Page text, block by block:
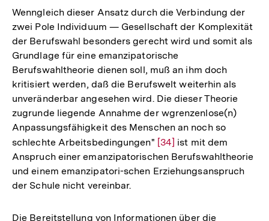
Wenngleich dieser Ansatz durch die Verbindung der
zwei Pole Individuum — Gesellschaft der Komplexität
der Berufswahl besonders gerecht wird und somit als
Grundlage für eine emanzipatorische
Berufswahltheorie dienen soll, muß an ihm doch
kritisiert werden, daß die Berufswelt weiterhin als
unveränderbar angesehen wird. Die dieser Theorie
zugrunde liegende Annahme der wgrenzenlose(n)
Anpassungsfähigkeit des Menschen an noch so
schlechte Arbeitsbedingungen" Zur
Auflösung
der
[34] ist mit dem
Anspruch einer emanzipatorischen Berufswahltheorie
und einem emanzipatori-schen Erziehungsanspruch
der Schule nicht vereinbar.
Die Bereitstellung von Informationen über die